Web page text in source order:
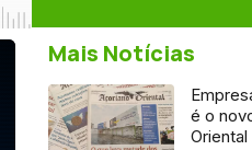
Mais Notícias
é o
Oriental